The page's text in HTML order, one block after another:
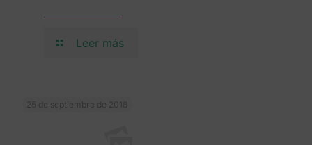
Leer más
25 de septiembre de 2018